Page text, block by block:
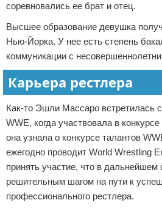
соревновались ее брат и отец.
Высшее образование девушка
Нью-Йорка. У нее есть степень
коммуникации с
Карьера рестлера
Как-то Эшли Массаро встретилась
WWE, когда участвовала в
она узнала о конкурсе талантов
ежегодно проводит World Wrestling
принять участие, что в дальнейшем
решительным шагом на пути к
профессионального рестлера.